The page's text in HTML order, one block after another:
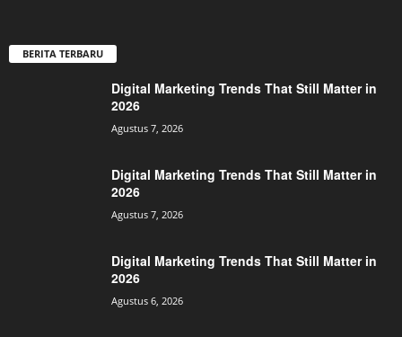
BERITA TERBARU
Digital Marketing Trends That Still Matter in
2026
Agustus 7, 2026
Digital Marketing Trends That Still Matter in
2026
Agustus 7, 2026
Digital Marketing Trends That Still Matter in
2026
Agustus 6, 2026